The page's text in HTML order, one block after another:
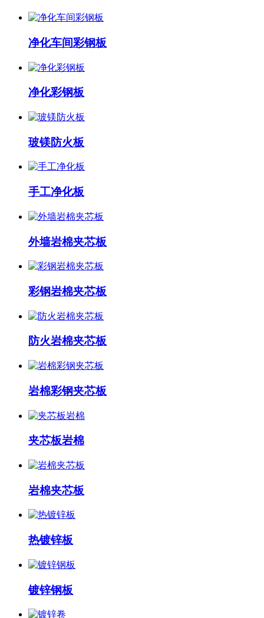
净化车间彩钢板
净化彩钢板
玻镁防火板
手工净化板
外墙岩棉夹芯板
彩钢岩棉夹芯板
防火岩棉夹芯板
岩棉彩钢夹芯板
夹芯板岩棉
岩棉夹芯板
热镀锌板
镀锌钢板